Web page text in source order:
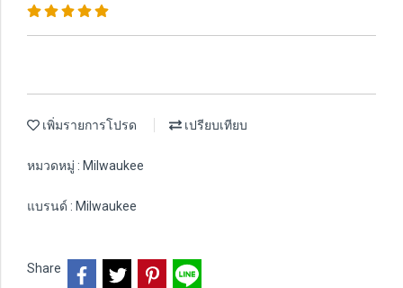
เพิ่มรายการโปรด เปรียบเทียบ
หมวดหมู่ : Milwaukee
แบรนด์ : Milwaukee
Share